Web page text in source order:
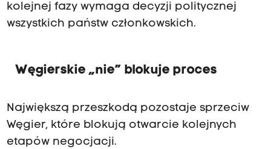
kolejnej fazy wymaga decyzji politycznej
wszystkich państw członkowskich.
Węgierskie „nie” blokuje proces
Największą przeszkodą pozostaje sprzeciw
Węgier, które blokują otwarcie kolejnych
etapów negocjacji.